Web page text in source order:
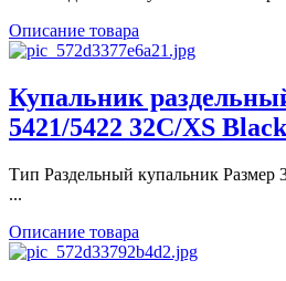
Описание товара
Купальник
5421/5422 32С/XS
Тип Раздельный купальник
...
Описание товара